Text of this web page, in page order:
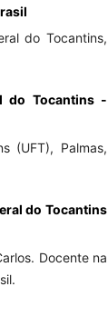
do Tocantins,
do Tocantins -
(UFT), Palmas,
do Tocantins
Docente na